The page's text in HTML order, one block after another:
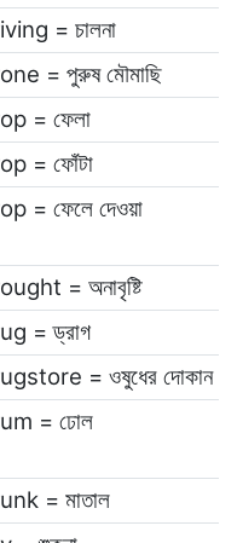
= চালনা
= পুরুষ মৌমাছি
= ফেলা
= ফোঁটা
= ফেলে দেওয়া
= অনাবৃষ্টি
= ড্রাগ
= ওষুধের দোকান
= ঢোল
= মাতাল